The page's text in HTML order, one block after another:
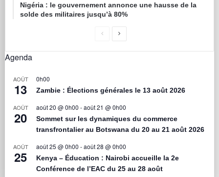
Nigéria : le gouvernement annonce une hausse de la
solde des militaires jusqu’à 80%
Agenda
AOÛT
13
0h00
Zambie : Élections générales le 13 août 2026
AOÛT
20
août 20 @ 0h00 -août 21 @ 0h00
Sommet sur les dynamiques du commerce
transfrontalier au Botswana du 20 au 21 août 2026
AOÛT
25
août 25 @ 0h00 -août 28 @ 0h00
Kenya – Éducation : Nairobi accueille la 2e
Conférence de l’EAC du 25 au 28 août